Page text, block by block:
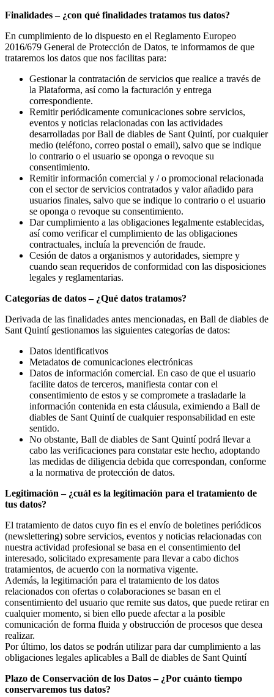
Finalidades – ¿con qué finalidades tratamos tus datos?
En cumplimiento de lo dispuesto en el Reglamento Europeo
2016/679 General de Protección de Datos, te informamos de que
trataremos los datos que nos facilitas para:
Gestionar la contratación de servicios que realice a través de
la Plataforma, así como la facturación y entrega
correspondiente.
Remitir periódicamente comunicaciones sobre servicios,
eventos y noticias relacionadas con las actividades
desarrolladas por Ball de diables de Sant Quintí, por cualquier
medio (teléfono, correo postal o email), salvo que se indique
lo contrario o el usuario se oponga o revoque su
consentimiento.
Remitir información comercial y / o promocional relacionada
con el sector de servicios contratados y valor añadido para
usuarios finales, salvo que se indique lo contrario o el usuario
se oponga o revoque su consentimiento.
Dar cumplimiento a las obligaciones legalmente establecidas,
así como verificar el cumplimiento de las obligaciones
contractuales, incluía la prevención de fraude.
Cesión de datos a organismos y autoridades, siempre y
cuando sean requeridos de conformidad con las disposiciones
legales y reglamentarias.
Categorías de datos – ¿Qué datos tratamos?
Derivada de las finalidades antes mencionadas, en Ball de diables de
Sant Quintí gestionamos las siguientes categorías de datos:
Datos identificativos
Metadatos de comunicaciones electrónicas
Datos de información comercial. En caso de que el usuario
facilite datos de terceros, manifiesta contar con el
consentimiento de estos y se compromete a trasladarle la
información contenida en esta cláusula, eximiendo a Ball de
diables de Sant Quintí de cualquier responsabilidad en este
sentido.
No obstante, Ball de diables de Sant Quintí podrá llevar a
cabo las verificaciones para constatar este hecho, adoptando
las medidas de diligencia debida que correspondan, conforme
a la normativa de protección de datos.
Legitimación – ¿cuál es la legitimación para el tratamiento de
tus datos?
El tratamiento de datos cuyo fin es el envío de boletines periódicos
(newslettering) sobre servicios, eventos y noticias relacionadas con
nuestra actividad profesional se basa en el consentimiento del
interesado, solicitado expresamente para llevar a cabo dichos
tratamientos, de acuerdo con la normativa vigente.
Además, la legitimación para el tratamiento de los datos
relacionados con ofertas o colaboraciones se basan en el
consentimiento del usuario que remite sus datos, que puede retirar en
cualquier momento, si bien ello puede afectar a la posible
comunicación de forma fluida y obstrucción de procesos que desea
realizar.
Por último, los datos se podrán utilizar para dar cumplimiento a las
obligaciones legales aplicables a Ball de diables de Sant Quintí
Plazo de Conservación de los Datos – ¿Por cuánto tiempo
conservaremos tus datos?